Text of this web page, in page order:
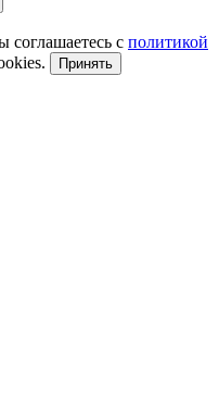
соглашаетесь с политикой
Принять